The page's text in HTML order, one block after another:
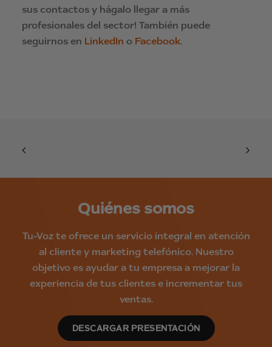
sus contactos y hágalo llegar a más
profesionales del sector! También puede
seguirnos en LinkedIn o Facebook.
Quiénes somos
Tu-Voz te ofrece un servicio integral en atención
al cliente y marketing telefónico. Nuestro
objetivo es ayudar a tu empresa a mejorar la
experiencia de tus clientes e incrementar tus
ventas.
DESCARGAR PRESENTACIÓN